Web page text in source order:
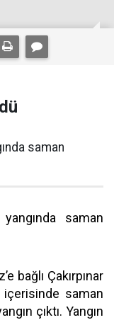
saman
saman
bağlı Çakırpınar
içerisinde saman
çıktı. Yangın